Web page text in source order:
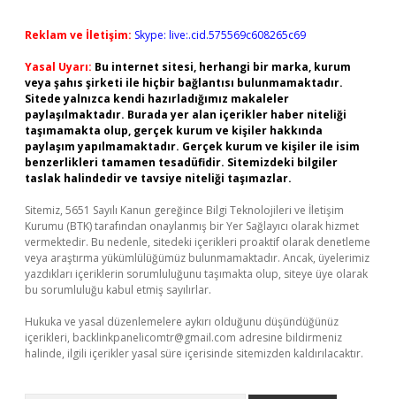
Reklam ve İletişim: Skype: live:.cid.575569c608265c69
Yasal Uyarı: Bu internet sitesi, herhangi bir marka, kurum
veya şahıs şirketi ile hiçbir bağlantısı bulunmamaktadır.
Sitede yalnızca kendi hazırladığımız makaleler
paylaşılmaktadır. Burada yer alan içerikler haber niteliği
taşımamakta olup, gerçek kurum ve kişiler hakkında
paylaşım yapılmamaktadır. Gerçek kurum ve kişiler ile isim
benzerlikleri tamamen tesadüfidir. Sitemizdeki bilgiler
taslak halindedir ve tavsiye niteliği taşımazlar.
Sitemiz, 5651 Sayılı Kanun gereğince Bilgi Teknolojileri ve İletişim
Kurumu (BTK) tarafından onaylanmış bir Yer Sağlayıcı olarak hizmet
vermektedir. Bu nedenle, sitedeki içerikleri proaktif olarak denetleme
veya araştırma yükümlülüğümüz bulunmamaktadır. Ancak, üyelerimiz
yazdıkları içeriklerin sorumluluğunu taşımakta olup, siteye üye olarak
bu sorumluluğu kabul etmiş sayılırlar.
Hukuka ve yasal düzenlemelere aykırı olduğunu düşündüğünüz
içerikleri, backlinkpanelicomtr@gmail.com adresine bildirmeniz
halinde, ilgili içerikler yasal süre içerisinde sitemizden kaldırılacaktır.